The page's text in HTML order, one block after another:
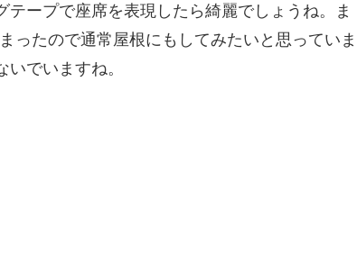
ープで座席を表現したら綺麗でしょうね。ま
ったので通常屋根にもしてみたいと思っていま
でいますね。